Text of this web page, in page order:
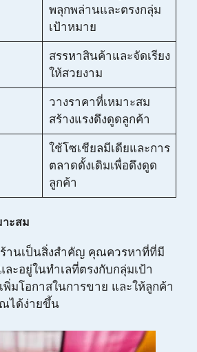
พลุกพล่านและตรงกลุ่ม
เป้าหมาย
สรรหาสินค้าและจัดเรียง
ให้สวยงาม
วางราคาที่เหมาะสม
สร้างแรงดึงดูดลูกค้า
ใช้โซเชียลมีเดียและการ
ตลาดดั้งเดิมเพื่อดึงดูด
ลูกค้า
าะสม
ร้านเป็นสิ่งสำคัญ คุณควรหาที่ที่มี
ะอยู่ในทำเลที่ตรงกับกลุ่มเป้า
มโอกาสในการขาย และให้ลูกค้า
ได้ง่ายขึ้น